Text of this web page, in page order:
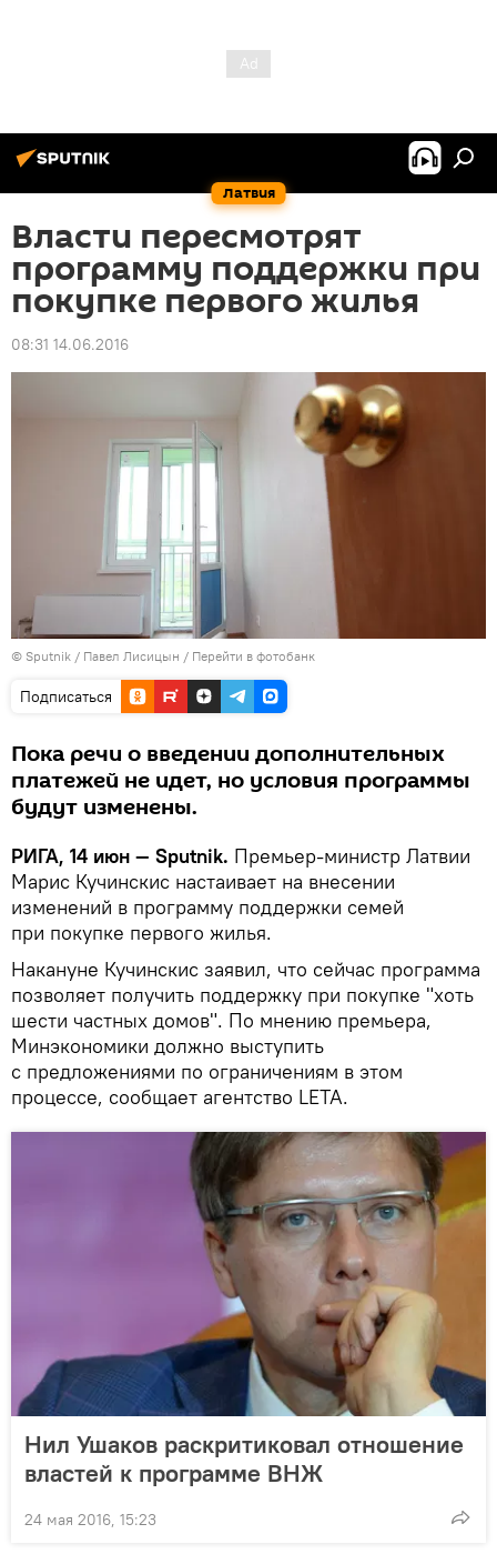
Латвия
Власти пересмотрят
программу поддержки при
покупке первого жилья
08:31 14.06.2016
© Sputnik / Павел Лисицын / Перейти в фотобанк
Подписаться
Пока речи о введении дополнительных
платежей не идет, но условия программы
будут изменены.
РИГА, 14 июн — Sputnik. Премьер-министр Латвии
Марис Кучинскис настаивает на внесении
изменений в программу поддержки семей
при покупке первого жилья.
Накануне Кучинскис заявил, что сейчас программа
позволяет получить поддержку при покупке "хоть
шести частных домов". По мнению премьера,
Минэкономики должно выступить
с предложениями по ограничениям в этом
процессе, сообщает агентство LETA.
Нил Ушаков раскритиковал отношение
властей к программе ВНЖ
24 мая 2016, 15:23